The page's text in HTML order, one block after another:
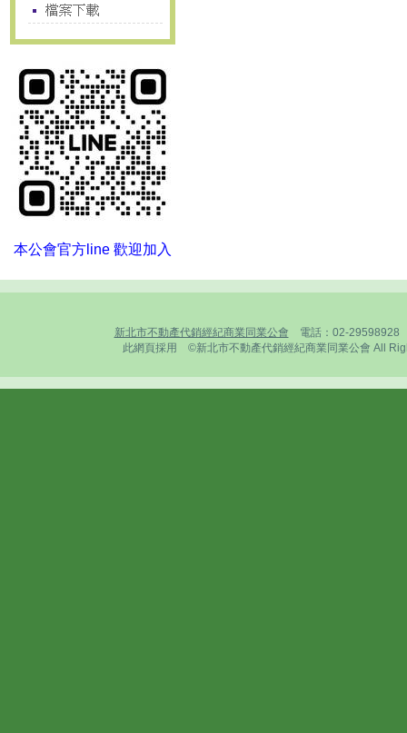
本公會官方line 歡迎加入
新北市不動產代銷經紀商業同業公會 電話：02-29598928
此網頁採用 ©新北市不動產代銷經紀商業同業公會 All